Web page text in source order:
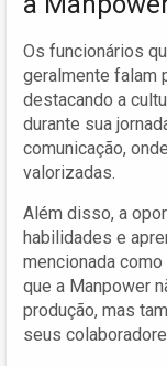
Os funcionários
geralmente falam
destacando a
durante sua
comunicação,
valorizadas.
Além disso, a
habilidades e
mencionada
que a Manpower
produção, mas
seus